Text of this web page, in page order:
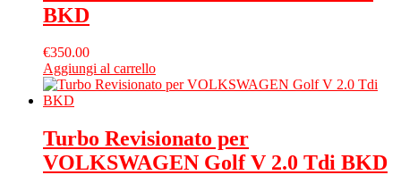
BKD
€350.00
Aggiungi al carrello
Turbo Revisionato per
VOLKSWAGEN Golf V 2.0 Tdi BKD